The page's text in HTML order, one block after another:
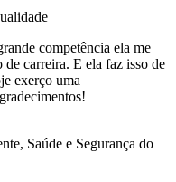
competência ela me
carreira. E ela faz isso de
exerço uma
Saúde e Segurança do